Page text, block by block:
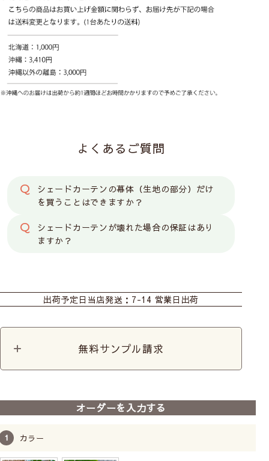
よくあるご質問
シェードカーテンの幕体（生地の部分）だけ
を買うことはできますか？
シェードカーテンが壊れた場合の保証はあり
ますか？
出荷予定日 当店発送：7-14 営業日出荷
無料サンプル請求
オーダーを入力する
カラー